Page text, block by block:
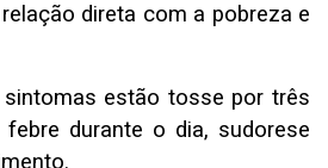
direta com a pobreza e
sintomas estão tosse por três
durante o dia, sudorese